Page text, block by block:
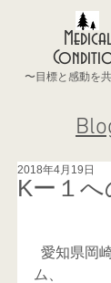
Medical
〜目標と感動を
Kー１
2018年4月19日
ム、